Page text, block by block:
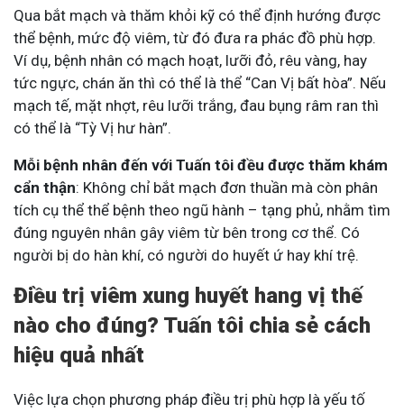
Qua bắt mạch và thăm khỏi kỹ có thể định hướng được
thể bệnh, mức độ viêm, từ đó đưa ra phác đồ phù hợp.
Ví dụ, bệnh nhân có mạch hoạt, lưỡi đỏ, rêu vàng, hay
tức ngực, chán ăn thì có thể là thể “Can Vị bất hòa”. Nếu
mạch tế, mặt nhợt, rêu lưỡi trắng, đau bụng râm ran thì
có thể là “Tỳ Vị hư hàn”.
Mỗi bệnh nhân đến với Tuấn tôi đều được thăm khám
cẩn thận: Không chỉ bắt mạch đơn thuần mà còn phân
tích cụ thể thể bệnh theo ngũ hành – tạng phủ, nhằm tìm
đúng nguyên nhân gây viêm từ bên trong cơ thể. Có
người bị do hàn khí, có người do huyết ứ hay khí trệ.
Điều trị viêm xung huyết hang vị thế
nào cho đúng? Tuấn tôi chia sẻ cách
hiệu quả nhất
Việc lựa chọn phương pháp điều trị phù hợp là yếu tố